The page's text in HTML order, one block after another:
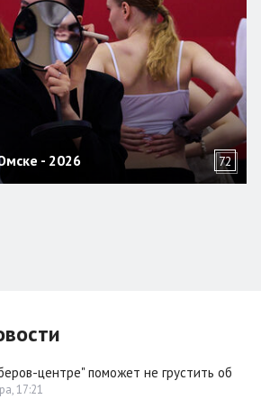
- 2026 72
центре" поможет не грустить об
17:21